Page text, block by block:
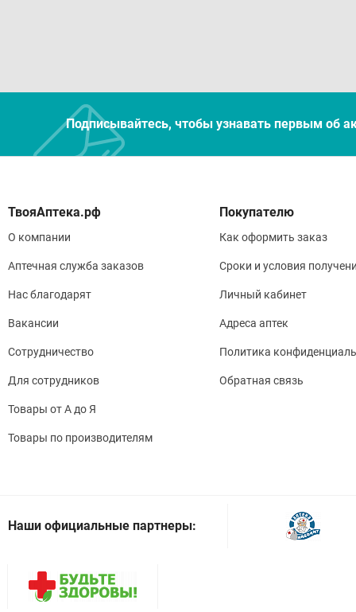
в
Подписывайтесь, чтобы узнавать первым об
О компании
Аптечная служба заказов
Нас благодарят
Вакансии
Сотрудничество
Для сотрудников
Товары от А до Я
Товары по производителям
Покупателю
Как оформить заказ
Сроки и условия
Личный кабинет
Адреса аптек
Политика
Обратная связь
Наши официальные партнеры: